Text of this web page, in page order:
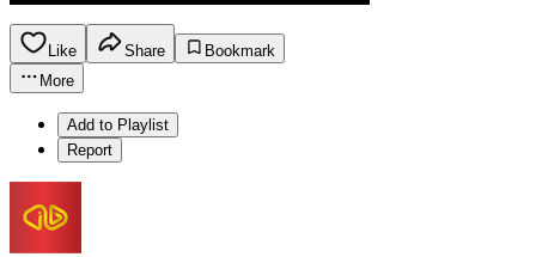
Like Share
Bookmark
More
Add to Playlist
Report